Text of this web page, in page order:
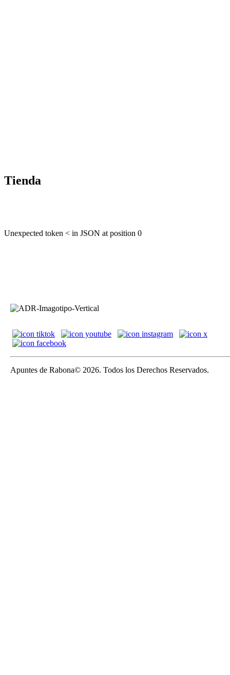
Tienda
Unexpected token < in JSON at position 0
Apuntes de Rabona© 2026. Todos los Derechos Reservados.